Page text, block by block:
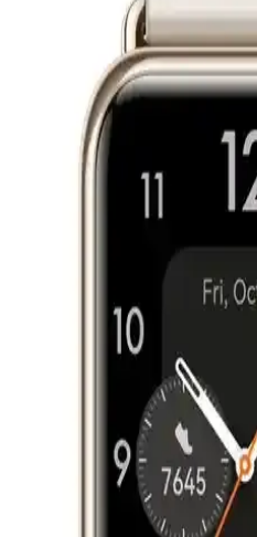
Sağlık ve Zindelikte En
Saatler ve Uyku Takip
Akıllı saatler, uyku takip cihazları
zihinsel sağlığı destekleyerek
teknolojiler, sağlık takibinde bilinçli
Galaxy Watch 6 İçin
Seçenekleri ve Uyumlu
Galaxy Watch 6 için çeşitli metal
dayanıklılık ve şıklık sunar.
tarzınıza uygun seçenekleri
Apple Watch 49mm
Hafiflik ve Dayanıklılık
Apple Watch 49mm modeli için
çeşitli renk ve tasarım
ve kullanım kolaylığı sağlayan
Apple Watch 44 mm ile
Sensör Özellikleri